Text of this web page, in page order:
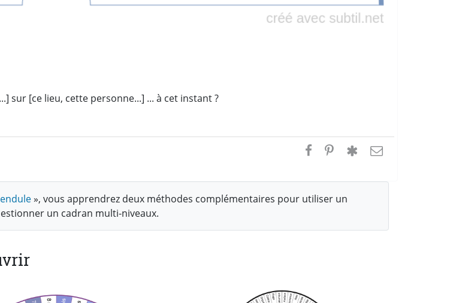
sur [ce lieu, cette personne...] ... à cet instant ?
», vous apprendrez deux méthodes complémentaires pour utiliser un
un cadran multi-niveaux.